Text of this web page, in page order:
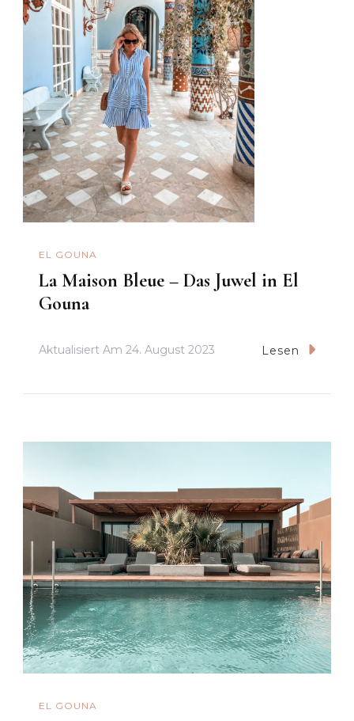
EL GOUNA
La Maison Bleue – Das Juwel in El
Gouna
Aktualisiert Am 24. August 2023 Lesen
EL GOUNA